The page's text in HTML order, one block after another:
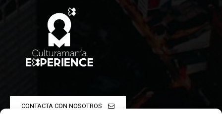
CONTACTA CON NOSOTROS